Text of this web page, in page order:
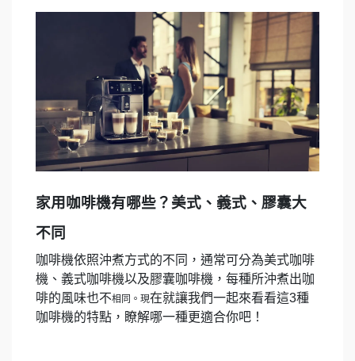
家用咖啡機有哪些？美式、義式、膠囊大
不同
咖啡機依照沖煮方式的不同，通常可分為美式咖啡
機、義式咖啡機以及膠囊咖啡機，每種所沖煮出咖
啡的風味也不相同。現在就讓我們一起來看看這3種
咖啡機的特點，瞭解哪一種更適合你吧！